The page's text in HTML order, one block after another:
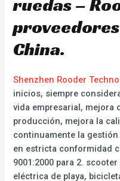
China.
Shenzhen Rooder
inicios, siempre
vida empresarial, mejora
producción, mejora la
continuamente la
en estricta conformidad
9001:2000 para 2.
eléctrica de playa,